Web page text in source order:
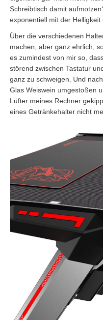
Schreibtisch damit
exponentiell mit der Helligkeit
Über die verschiedenen
machen, aber ganz ehrlich,
es zumindest von mir so,
störend zwischen Tastatur
ganz zu schweigen. Und
Glas Weiswein umgestoßen
Lüfter meines Rechner
eines Getränkehalter nicht